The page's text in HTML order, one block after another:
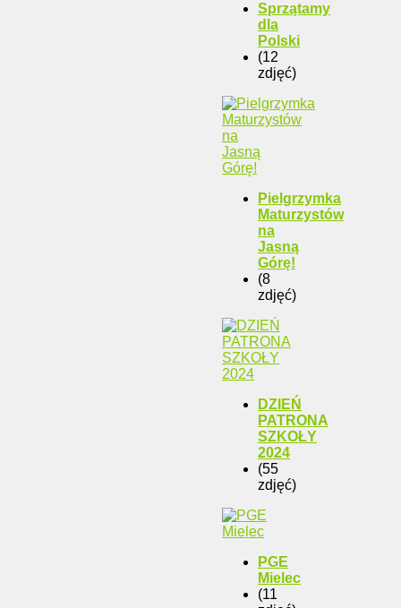
Sprzątamy
dla
Polski
(12
zdjęć)
Pielgrzymka
Maturzystów
na
Jasną
Górę!
(8
zdjęć)
DZIEŃ
PATRONA
SZKOŁY
2024
(55
zdjęć)
PGE
Mielec
(11